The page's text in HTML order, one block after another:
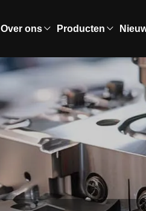
Over ons Producten